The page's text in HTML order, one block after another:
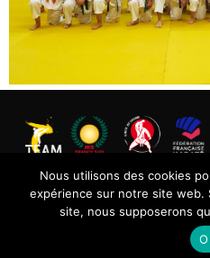
2004-2024 Copyright ©
Tous
Nous utilisons des cookies
expérience sur notre site web.
site, nous supposerons